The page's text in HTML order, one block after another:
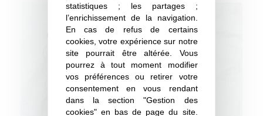
statistiques ; les partages ;
l’enrichissement de la navigation.
En cas de refus de certains
cookies, votre expérience sur notre
site pourrait être altérée. Vous
pourrez à tout moment modifier
vos préférences ou retirer votre
consentement en vous rendant
dans la section "Gestion des
cookies" en bas de page du site.